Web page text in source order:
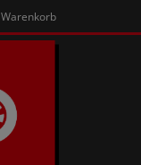
Warenkorb